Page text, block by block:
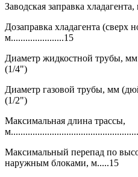
Заводская заправка
Дозаправка хладагента
м......................15
Диаметр жидкостной трубы,
(1/4")
Диаметр газовой трубы, мм
(1/2")
Максимальная длина трассы,
Максимальный перепад по
наружным блоками, м.....15